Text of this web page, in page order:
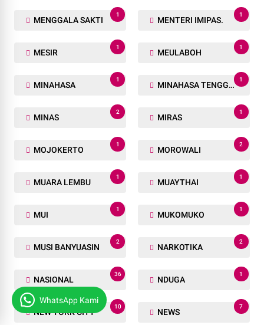
MENGGALA SAKTI
1
MENTERI IMIPAS.
1
MESIR
1
MEULABOH
1
MINAHASA
1
MINAHASA TENGGARA
1
MINAS
2
MIRAS
1
MOJOKERTO
1
MOROWALI
2
MUARA LEMBU
1
MUAYTHAI
1
MUI
1
MUKOMUKO
1
MUSI BANYUASIN
2
NARKOTIKA
2
NASIONAL
36
NDUGA
1
NEW YORK CITY
10
NEWS
7
WhatsApp Kami